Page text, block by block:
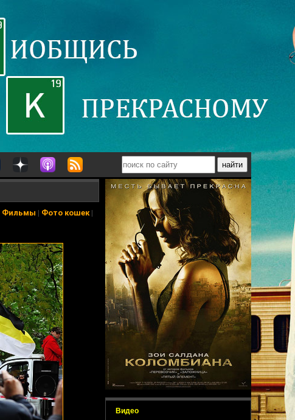
Видео
Фильмы | Фото кошек|